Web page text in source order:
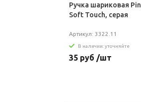
Ручка шариковая Pin
Soft Touch, серая
Артикул: 3322.11
В наличии: уточняйте
35 руб /шт